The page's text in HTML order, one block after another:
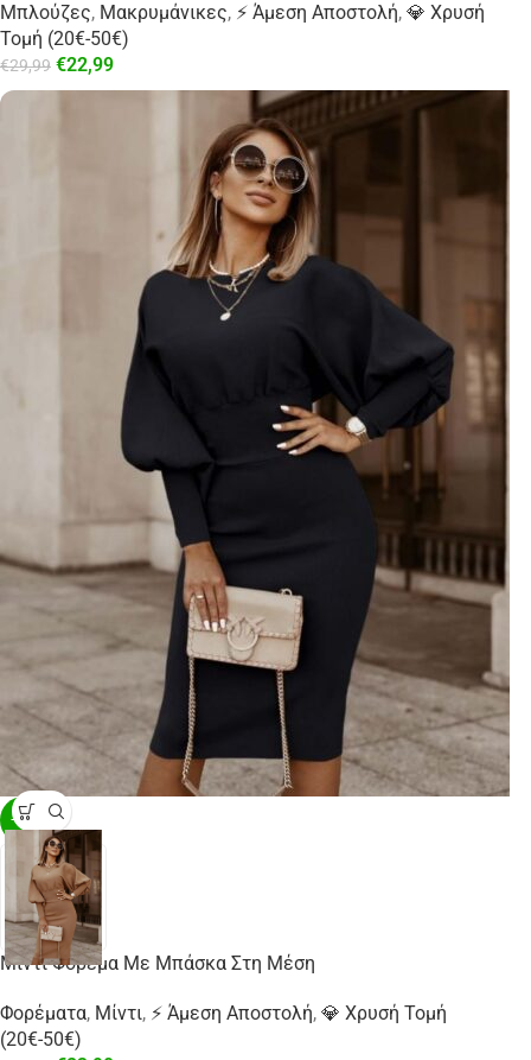
Μπλούζες, Μακρυμάνικες, ⚡ Άμεση Αποστολή, 💎 Χρυσή
Τομή (20€-50€)
€29,99 €22,99
-20%
Μίντι Φόρεμα Με Μπάσκα Στη Μέση
Φορέματα, Μίντι, ⚡ Άμεση Αποστολή, 💎 Χρυσή Τομή
(20€-50€)